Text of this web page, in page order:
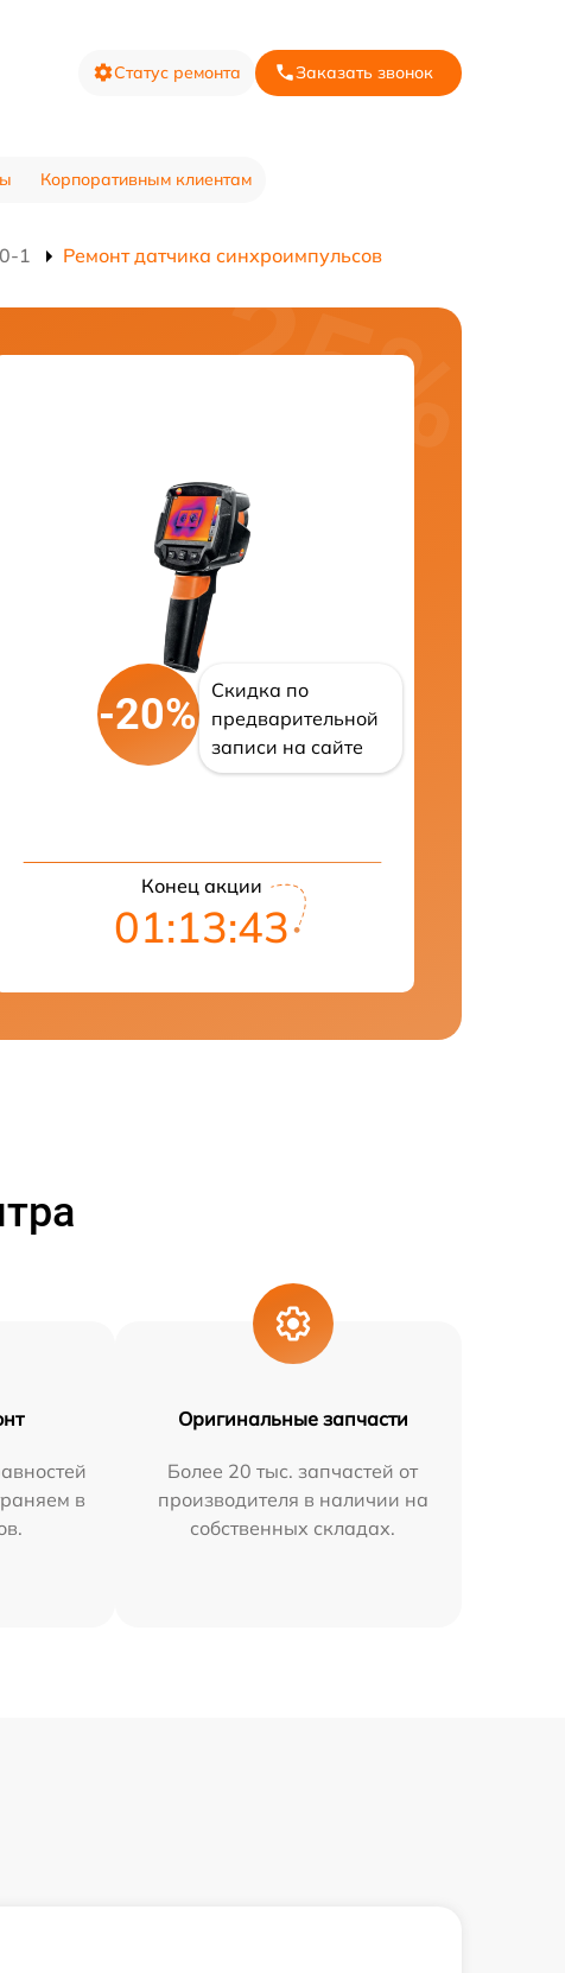
Статус ремонта Заказать звонок
Корпоративным клиентам
1 Ремонт датчика синхроимпульсов
-20%
Скидка по
предварительной
записи на сайте
Конец акции
01:13:43
в
Оригинальные запчасти
Более 20 тыс. запчастей от
производителя в наличии на
собственных складах.